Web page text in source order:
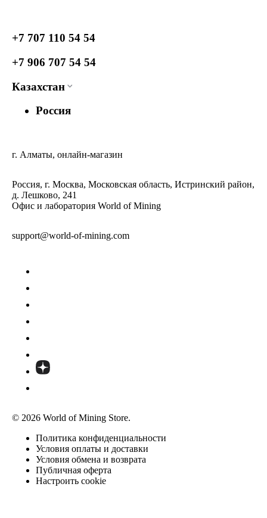
+7 707 110 54 54
+7 906 707 54 54
Казахстан
Россия
г. Алматы, онлайн-магазин
Россия, г. Москва, Московская область, Истринский район,
д. Лешково, 241
Офис и лаборатория World of Mining
support@world-of-mining.com
© 2026 World of Mining Store.
Политика конфиденциальности
Условия оплаты и доставки
Условия обмена и возврата
Публичная оферта
Настроить cookie